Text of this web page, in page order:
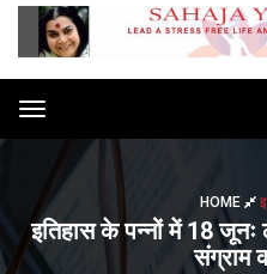
Toggle
navigation
HOME
इतिहास के पन्नों में 18 जूनः
संग्राम